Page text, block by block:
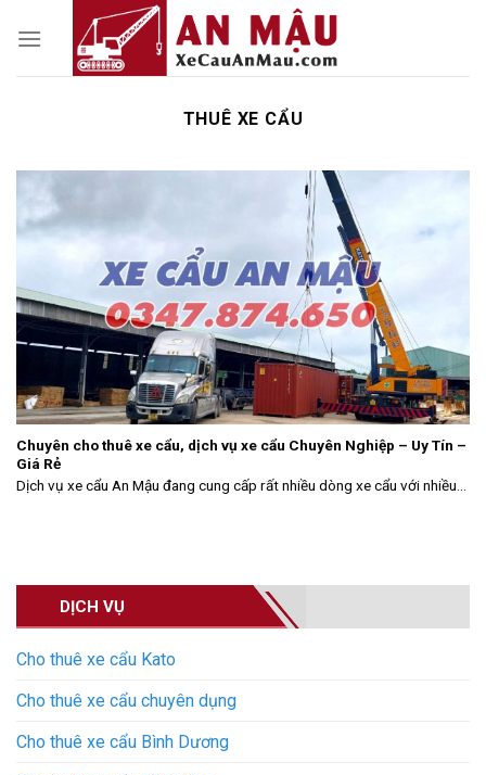
THUÊ XE CẨU
DỊCH VỤ
Cho thuê xe cẩu Kato
Cho thuê xe cẩu chuyên dụng
Cho thuê xe cẩu Bình Dương
Chuyên cho thuê xe cẩu, dịch vụ xe cẩu Chuyên Nghiệp – Uy Tín –
Giá Rẻ
Dịch vụ xe cẩu An Mậu đang cung cấp rất nhiều dòng xe cẩu với nhiều...